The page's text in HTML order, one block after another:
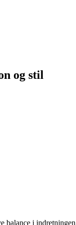
og stil
i